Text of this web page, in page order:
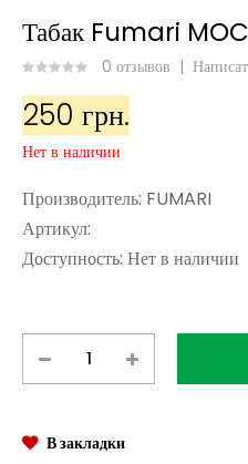
Табак Fumari
0 отзывов |
250 грн.
Нет в наличии
Производитель: FUMARI
Артикул:
Доступность: Нет в наличии
В закладки